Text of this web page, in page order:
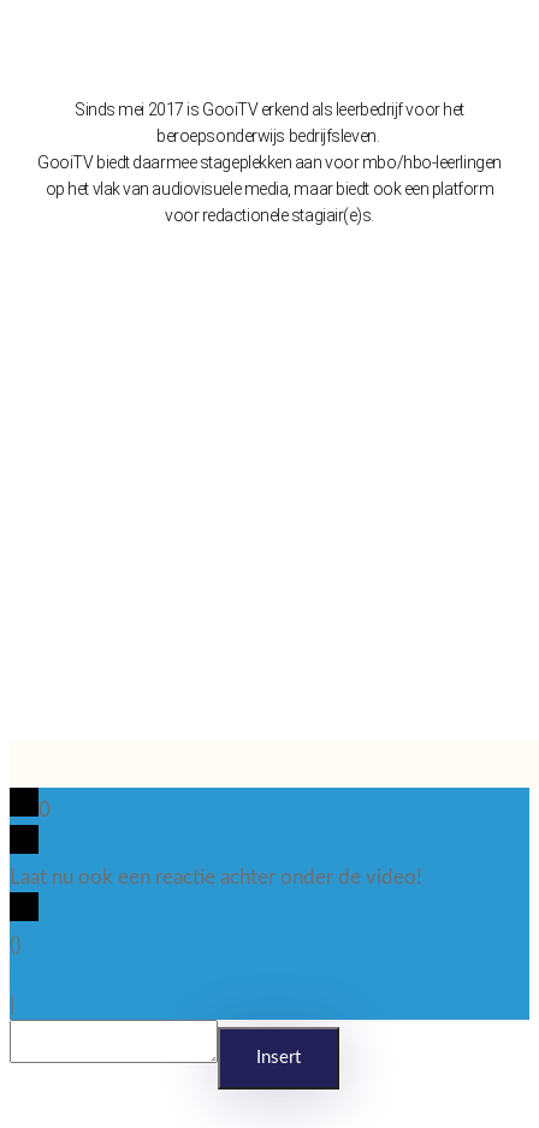
Sinds mei 2017 is GooiTV erkend als leerbedrijf voor het
beroepsonderwijs bedrijfsleven.
GooiTV biedt daarmee stageplekken aan voor mbo/hbo-leerlingen
op het vlak van audiovisuele media, maar biedt ook een platform
voor redactionele stagiair(e)s.
0
Laat nu ook een reactie achter onder de video!
()
Insert